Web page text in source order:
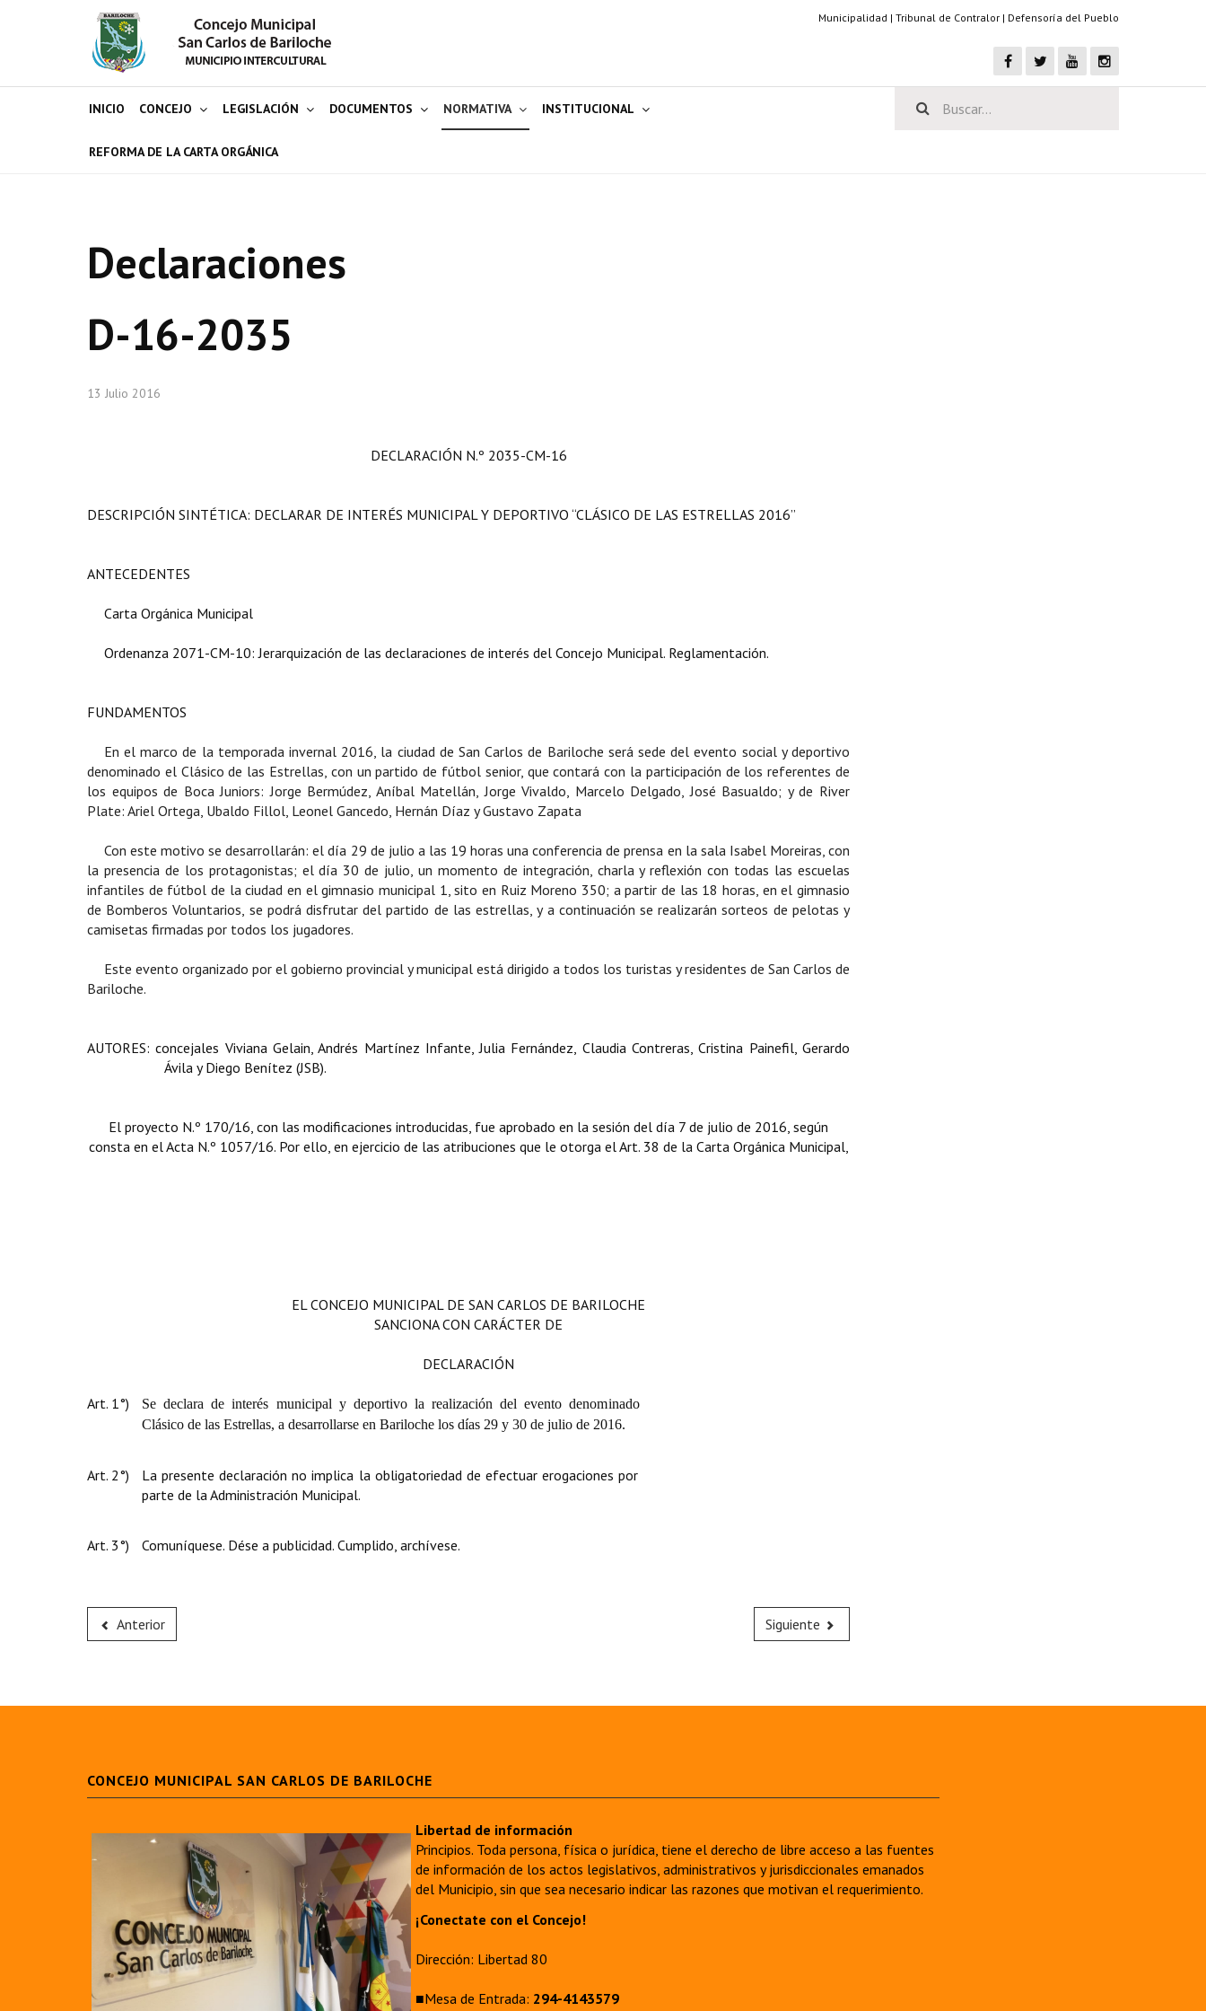
Municipalidad | Tribunal de Contralor | Defensoría del Pueblo
INICIO CONCEJO LEGISLACIÓN DOCUMENTOS NORMATIVA INSTITUCIONAL
REFORMA DE LA CARTA ORGÁNICA
Declaraciones
D-16-2035
13 Julio 2016
DECLARACIÓN N.º 2035-CM-16
DESCRIPCIÓN SINTÉTICA: DECLARAR DE INTERÉS MUNICIPAL Y DEPORTIVO “CLÁSICO DE LAS ESTRELLAS 2016”
ANTECEDENTES
Carta Orgánica Municipal
Ordenanza 2071-CM-10: Jerarquización de las declaraciones de interés del Concejo Municipal. Reglamentación.
FUNDAMENTOS
En el marco de la temporada invernal 2016, la ciudad de San Carlos de Bariloche será sede del evento social y deportivo
denominado el Clásico de las Estrellas, con un partido de fútbol senior, que contará con la participación de los referentes de
los equipos de Boca Juniors: Jorge Bermúdez, Aníbal Matellán, Jorge Vivaldo, Marcelo Delgado, José Basualdo; y de River
Plate: Ariel Ortega, Ubaldo Fillol, Leonel Gancedo, Hernán Díaz y Gustavo Zapata
Con este motivo se desarrollarán: el día 29 de julio a las 19 horas una conferencia de prensa en la sala Isabel Moreiras, con
la presencia de los protagonistas; el día 30 de julio, un momento de integración, charla y reflexión con todas las escuelas
infantiles de fútbol de la ciudad en el gimnasio municipal 1, sito en Ruiz Moreno 350; a partir de las 18 horas, en el gimnasio
de Bomberos Voluntarios, se podrá disfrutar del partido de las estrellas, y a continuación se realizarán sorteos de pelotas y
camisetas firmadas por todos los jugadores.
Este evento organizado por el gobierno provincial y municipal está dirigido a todos los turistas y residentes de San Carlos de
Bariloche.
AUTORES: concejales Viviana Gelain, Andrés Martínez Infante, Julia Fernández, Claudia Contreras, Cristina Painefil, Gerardo
Ávila y Diego Benítez (JSB).
El proyecto N.º 170/16, con las modificaciones introducidas, fue aprobado en la sesión del día 7 de julio de 2016, según
consta en el Acta N.º 1057/16. Por ello, en ejercicio de las atribuciones que le otorga el Art. 38 de la Carta Orgánica Municipal,
EL CONCEJO MUNICIPAL DE SAN CARLOS DE BARILOCHE
SANCIONA CON CARÁCTER DE
DECLARACIÓN
Art. 1°)
Se declara de interés municipal y deportivo la realización del evento denominado
Clásico de las Estrellas, a desarrollarse en Bariloche los días 29 y 30 de julio de 2016.
Art. 2°)
La presente declaración no implica la obligatoriedad de efectuar erogaciones por
parte de la Administración Municipal.
Art. 3°) Comuníquese. Dése a publicidad. Cumplido, archívese.
Anterior Siguiente
CONCEJO MUNICIPAL SAN CARLOS DE BARILOCHE
Libertad de información
Principios. Toda persona, física o jurídica, tiene el derecho de libre acceso a las fuentes
de información de los actos legislativos, administrativos y jurisdiccionales emanados
del Municipio, sin que sea necesario indicar las razones que motivan el requerimiento.
¡Conectate con el Concejo!
Dirección: Libertad 80
■Mesa de Entrada: 294-4143579